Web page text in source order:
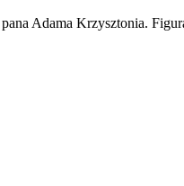
Adama Krzysztonia.